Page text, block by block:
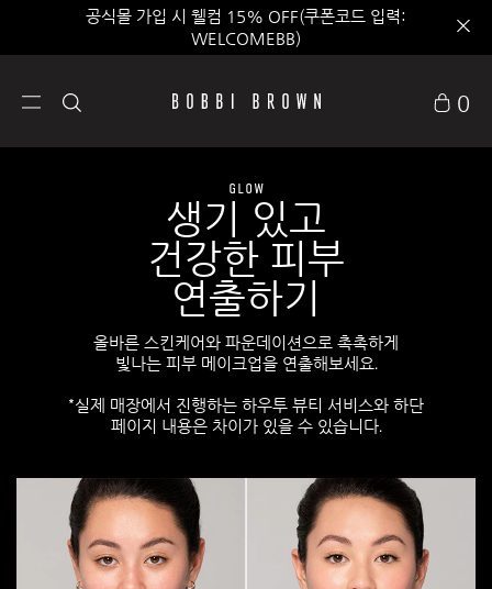
공식몰 가입 시 웰컴 15% OFF(쿠폰코드 입력:
WELCOMEBB)
0
GLOW
생기 있고
건강한 피부
연출하기
올바른 스킨케어와 파운데이션으로 촉촉하게
빛나는 피부 메이크업을 연출해보세요.
*실제 매장에서 진행하는 하우투 뷰티 서비스와 하단
페이지 내용은 차이가 있을 수 있습니다.